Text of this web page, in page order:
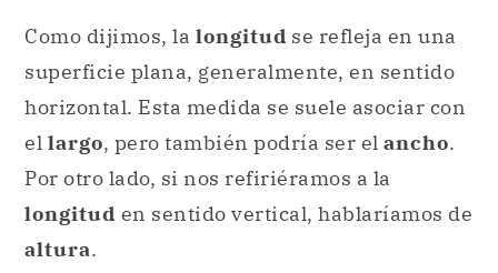
Como dijimos, la longitud se refleja en una
superficie plana, generalmente, en sentido
horizontal. Esta medida se suele asociar con
el largo, pero también podría ser el ancho.
Por otro lado, si nos refiriéramos a la
longitud en sentido vertical, hablaríamos de
altura.